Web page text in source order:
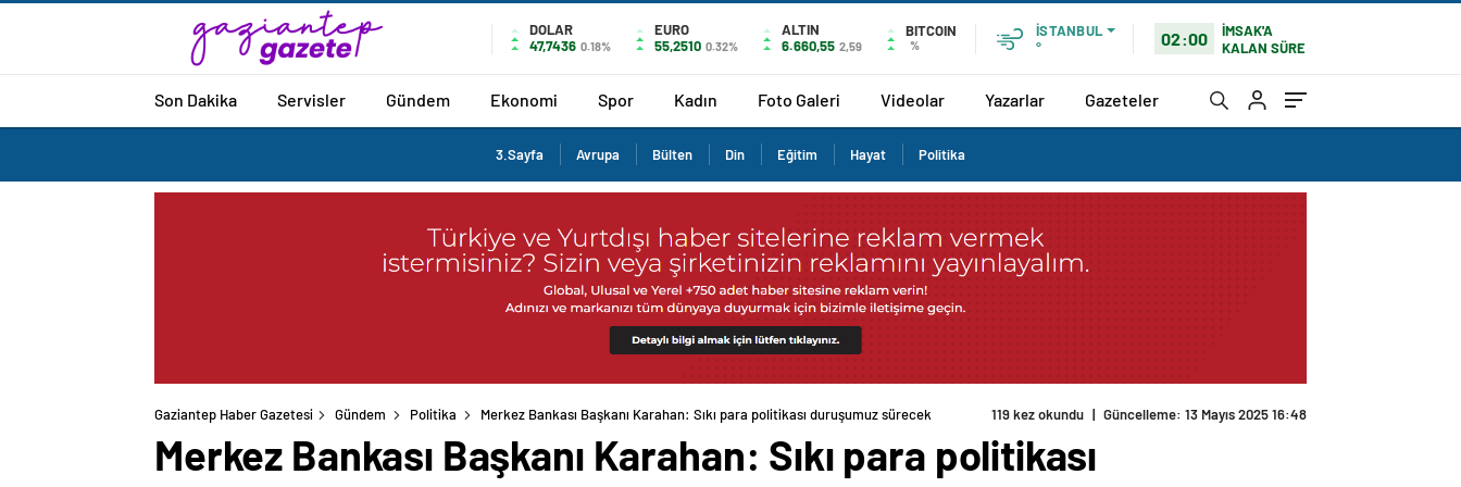
DOLAR
47,7436 0.18%
EURO
55,2510 0.32%
ALTIN
6.660,55 2,59
BITCOIN
%
İSTANBUL
°
02:00
İMSAK'A
KALAN SÜRE
Son Dakika Servisler Gündem Ekonomi Spor Kadın Foto Galeri Videolar Yazarlar Gazeteler
3.Sayfa Avrupa Bülten Din Eğitim Hayat Politika
Gaziantep Haber Gazetesi Gündem Politika Merkez Bankası Başkanı Karahan: Sıkı para politikası duruşumuz sürecek 119 kez okundu | Güncelleme: 13 Mayıs 2025 16:48
Merkez Bankası Başkanı Karahan: Sıkı para politikası